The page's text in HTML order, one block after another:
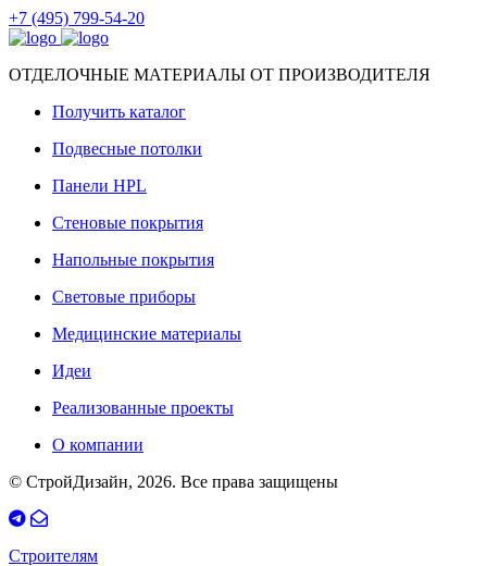
+7 (495) 799-54-20
ОТДЕЛОЧНЫЕ МАТЕРИАЛЫ ОТ ПРОИЗВОДИТЕЛЯ
Получить каталог
Подвесные потолки
Панели HPL
Стеновые покрытия
Напольные покрытия
Световые приборы
Медицинские материалы
Идеи
Реализованные проекты
О компании
© СтройДизайн, 2026. Все права защищены
Строителям